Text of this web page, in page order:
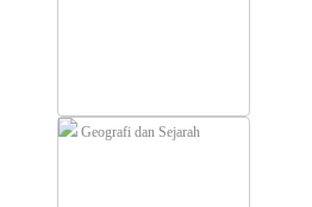
Geografi dan Sejarah